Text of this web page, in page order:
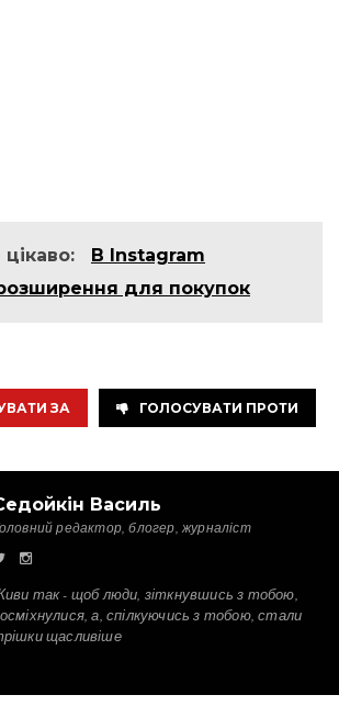
В Instagram
для покупок
ЗА ГОЛОСУВАТИ ПРОТИ
Василь
редактор, блогер, журналіст
так - щоб люди, зіткнувшись з тобою,
а, спілкуючись з тобою, стали
щасливіше